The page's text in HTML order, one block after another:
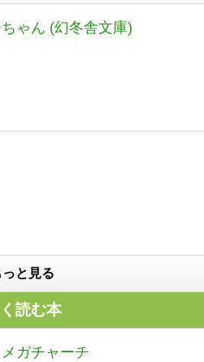
ゃん (幻冬舎文庫)
っと見る
読む本
ガチャーチ